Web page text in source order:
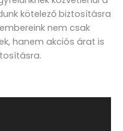
kötelező biztosításra
nem csak
hanem akciós árat is